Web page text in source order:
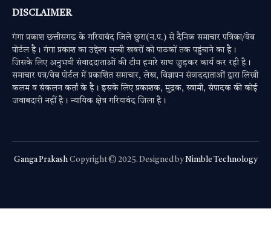
DISCLAIMER
गंगा प्रकाश छत्तीसगढ के गरियाबंद जिले छुरा(न.प.) से दैनिक समाचार पत्रिका/वेब
पोर्टल है। गंगा प्रकाश का उद्देश्य सच्ची खबरों को पाठकों तक पहुंचाने का है।
जिसके लिए अनुभवी संवाददाताओं की टीम हमारे साथ जुड़कर कार्य कर रही है।
समाचार पत्र/वेब पोर्टल में प्रकाशित समाचार, लेख, विज्ञापन संवाददाताओं द्वारा लिखी
कलम व संकलन कर्ता के है। इसके लिए प्रकाशक, मुद्रक, स्वामी, संपादक की कोई
जवाबदारी नहीं है। न्यायिक क्षेत्र गरियाबंद जिला है।
Ganga Prakash Copyright © 2025. Designed byNimble Technology